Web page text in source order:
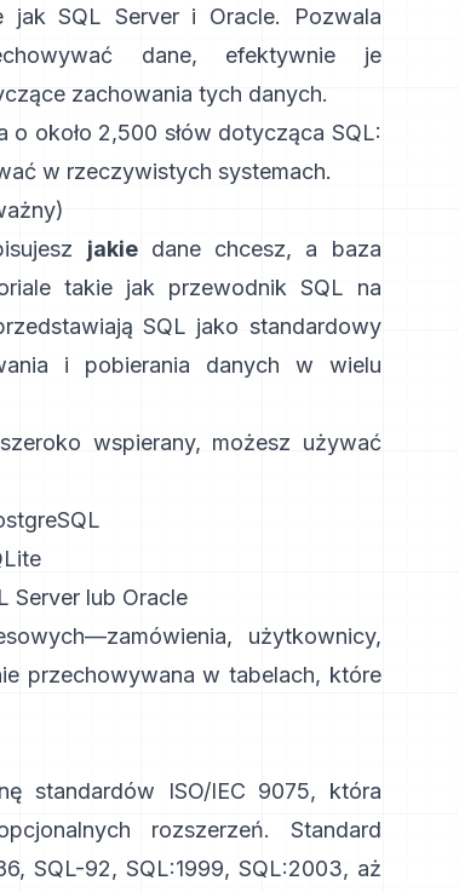
jak SQL Server i Oracle. Pozwala
dane, efektywnie je
zachowania tych danych.
o około 2,500 słów dotycząca SQL:
w rzeczywistych systemach.
jakiedane chcesz, a baza
takie jak
przewodnik SQL na
SQL jako standardowy
i pobierania danych w wielu
wspierany, możesz używać
Server lub Oracle
użytkownicy,
przechowywana w tabelach, które
standardów
ISO/IEC 9075, która
rozszerzeń. Standard
SQL-92, SQL:1999, SQL:2003, aż